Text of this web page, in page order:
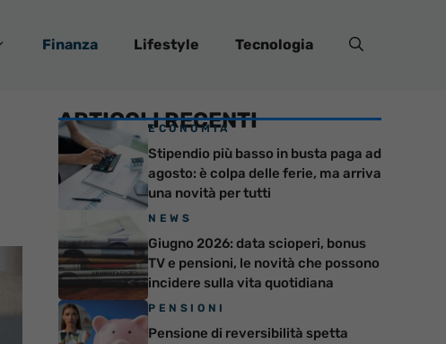
Finanza Lifestyle Tecnologia
ARTICOLI RECENTI
ECONOMIA
Stipendio più basso in busta paga ad
agosto: è colpa delle ferie, ma arriva
una novità per tutti
NEWS
Giugno 2026: data scioperi, bonus
TV e pensioni, le novità che possono
incidere sulla vita quotidiana
PENSIONI
Pensione di reversibilità spetta